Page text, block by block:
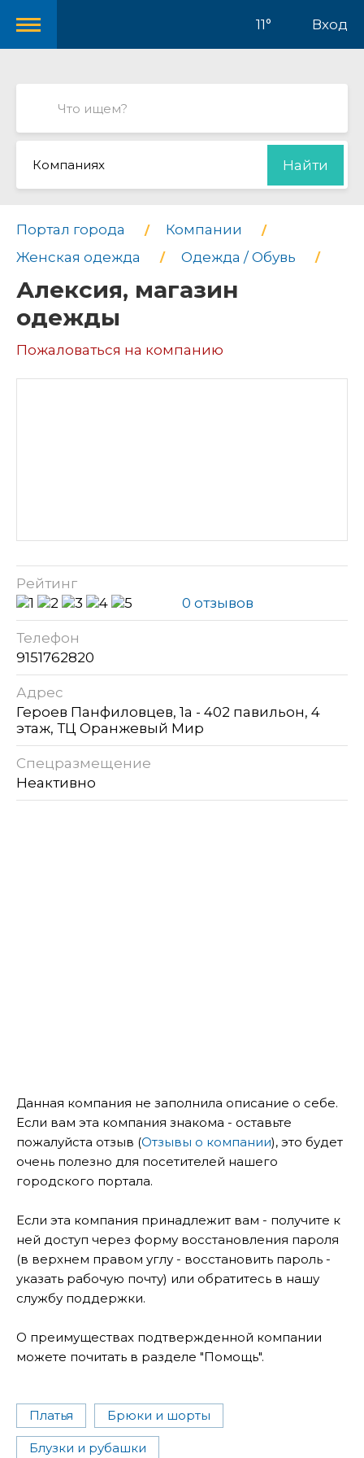
11° Вход
Компаниях Найти
Портал города
Компании
Женская одежда
Одежда / Обувь
Алексия, магазин
одежды
Пожаловаться на компанию
Рейтинг
0 отзывов
Телефон
9151762820
Адрес
Героев Панфиловцев, 1а - 402 павильон, 4
этаж, ТЦ Оранжевый Мир
Спецразмещение
Неактивно
Данная компания не заполнила описание о себе.
Если вам эта компания знакома - оставьте
пожалуйста отзыв (Отзывы о компании), это будет
очень полезно для посетителей нашего
городского портала.
Если эта компания принадлежит вам - получите к
ней доступ через форму восстановления пароля
(в верхнем правом углу - восстановить пароль -
указать рабочую почту) или обратитесь в нашу
службу поддержки.
О преимуществах подтвержденной компании
можете почитать в разделе "Помощь".
Платья Брюки и шорты
Блузки и рубашки